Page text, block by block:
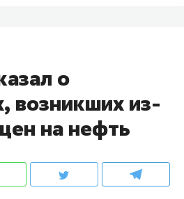
о
возникших из-
на нефть